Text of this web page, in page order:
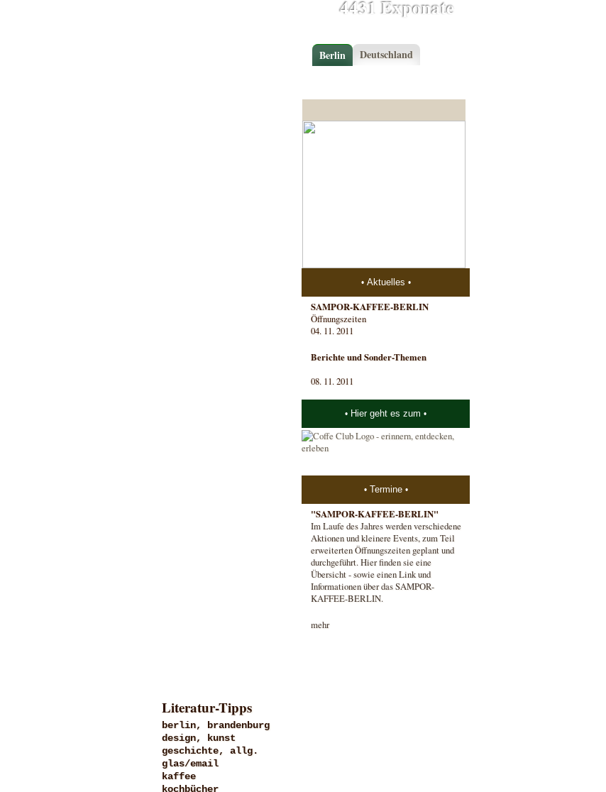
4431 Exponate
Berlin Deutschland
Aktuelles
SAMPOR-KAFFEE-BERLIN
Öffnungszeiten
04. 11. 2011
Berichte und Sonder-Themen
08. 11. 2011
Hier geht es zum
Termine
"SAMPOR-KAFFEE-BERLIN"
Im Laufe des Jahres werden verschiedene
Aktionen und kleinere Events, zum Teil
erweiterten Öffnungszeiten geplant und
durchgeführt. Hier finden sie eine
Übersicht - sowie einen Link und
Informationen über das SAMPOR-
KAFFEE-BERLIN.
mehr
Literatur-Tipps
berlin, brandenburg
design, kunst
geschichte, allg.
glas/email
kaffee
kochbücher